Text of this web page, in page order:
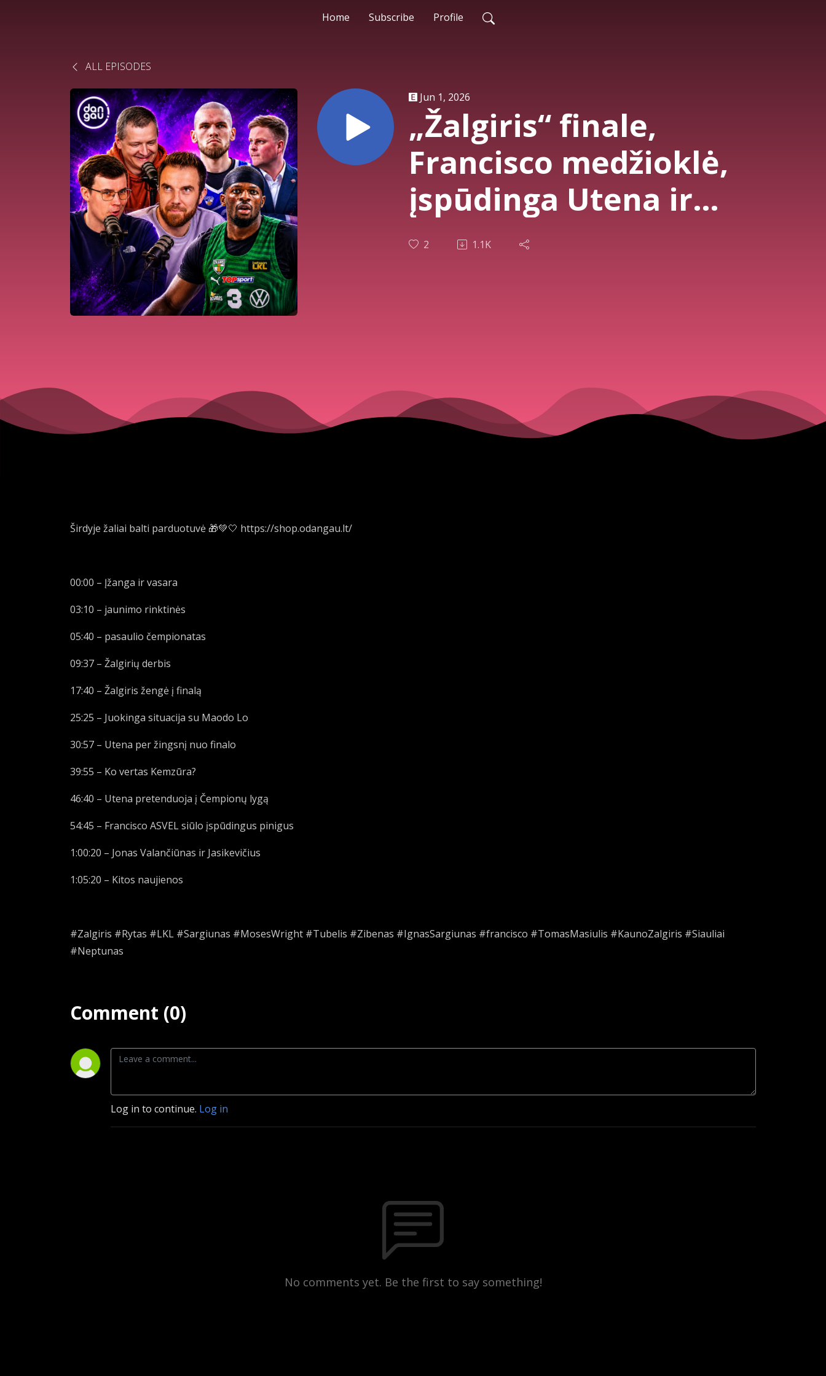
Home Subscribe Profile
ALL EPISODES
Jun 1, 2026
„Žalgiris“ finale,
Francisco medžioklė,
įspūdinga Utena ir
intrigos | O, Sportas!
2 1.1K
Širdyje žaliai balti parduotuvė 🎁💚🤍 https://shop.odangau.lt/
00:00 – Įžanga ir vasara
03:10 – jaunimo rinktinės
05:40 – pasaulio čempionatas
09:37 – Žalgirių derbis
17:40 – Žalgiris žengė į finalą
25:25 – Juokinga situacija su Maodo Lo
30:57 – Utena per žingsnį nuo finalo
39:55 – Ko vertas Kemzūra?
46:40 – Utena pretenduoja į Čempionų lygą
54:45 – Francisco ASVEL siūlo įspūdingus pinigus
1:00:20 – Jonas Valančiūnas ir Jasikevičius
1:05:20 – Kitos naujienos
#Zalgiris #Rytas #LKL #Sargiunas #MosesWright #Tubelis #Zibenas #IgnasSargiunas #francisco #TomasMasiulis #KaunoZalgiris #Siauliai
#Neptunas
Comment (0)
Log in to continue. Log in
No comments yet. Be the first to say something!